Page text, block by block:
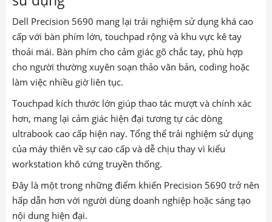
Dell Precision 5690 mang lại trải nghiệm sử dụng khá cao
cấp với bàn phím lớn, touchpad rộng và khu vực kê tay
thoải mái. Bàn phím cho cảm giác gõ chắc tay, phù hợp
cho người thường xuyên soạn thảo văn bản, coding hoặc
làm việc nhiều giờ liên tục.
Touchpad kích thước lớn giúp thao tác mượt và chính xác
hơn, mang lại cảm giác hiện đại tương tự các dòng
ultrabook cao cấp hiện nay. Tổng thể trải nghiệm sử dụng
của máy thiên về sự cao cấp và dễ chịu thay vì kiểu
workstation khô cứng truyền thống.
Đây là một trong những điểm khiến Precision 5690 trở nên
hấp dẫn hơn với người dùng doanh nghiệp hoặc sáng tạo
nội dung hiện đại.